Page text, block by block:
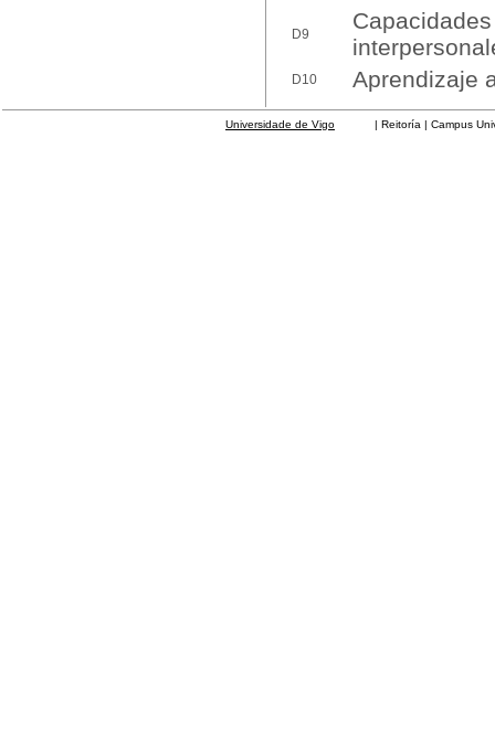
D9
D10 Aprendizaje
Universidade de Vigo | Reitoría | Campus